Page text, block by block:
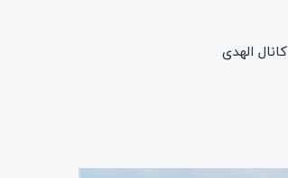
کانال الهدی